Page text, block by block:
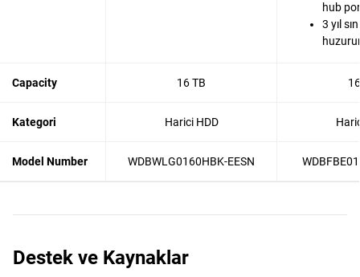
hub
3 yıl
Capacity 16 TB
Kategori Harici HDD
Model Number WDBWLG0160HBK-EESN
Destek ve Kaynaklar